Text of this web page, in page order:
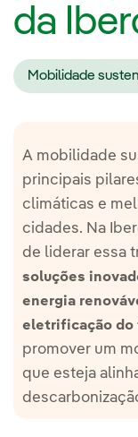
da
Mobilidade
A mobilidade
principais
climáticas e
cidades. Na
de liderar essa
soluções
energia
eletrificação do
promover um
que esteja